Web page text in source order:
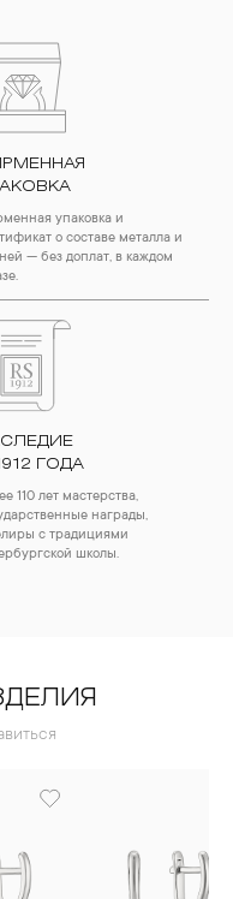
упаковка и
о составе металла и
— без доплат, в каждом
ГОДА
110 лет мастерства,
награды,
с традициями
школы.